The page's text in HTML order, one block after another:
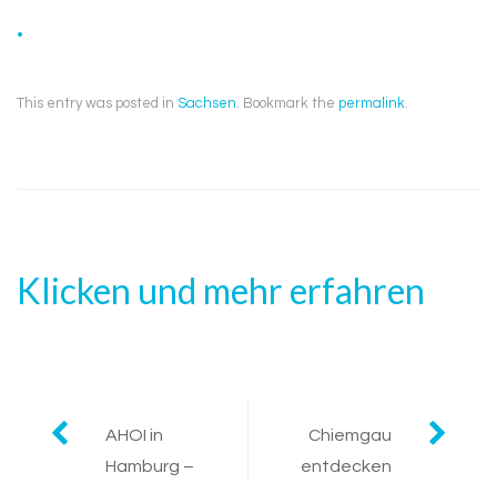
.
This entry was posted in Sachsen. Bookmark the permalink.
Klicken und mehr erfahren
Post
AHOI in
Hamburg –
Chiemgau
entdecken